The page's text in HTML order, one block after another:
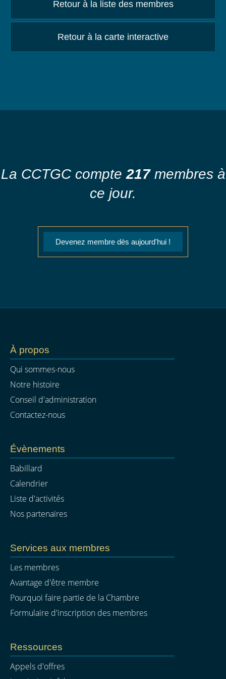
Retour à la liste des membres
Retour à la carte interactive
La CCTGC compte 217 membres à
ce jour.
Devenez membre dès aujourd'hui !
À propos
Qui sommes-nous
Notre histoire
Conseil d'administration
Contactez-nous
Évènements
Babillard
Calendrier
Liste d'activités
Nos partenaires
Services aux membres
Les membres
Avantage d'être membre
Pourquoi faire partie de la Chambre
Formulaire d'inscription des membres
Ressources
Appels d'offres